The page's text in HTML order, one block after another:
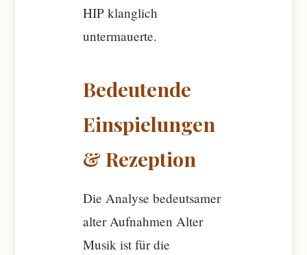
HIP klanglich
untermauerte.
Bedeutende
Einspielungen
& Rezeption
Die Analyse bedeutsamer
alter Aufnahmen Alter
Musik ist für die